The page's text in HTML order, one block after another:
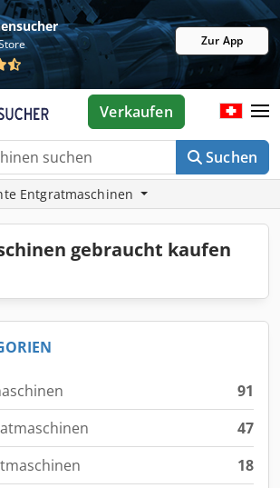
Zur App
Suchen
Verkaufen
Entgratmaschinen
gebraucht kaufen
91
47
18